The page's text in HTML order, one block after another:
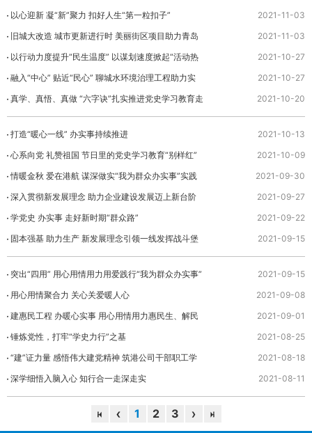
以心迎新 凝“新”聚力 扣好人生“第一粒扣子”
2021-11-03
旧城大改造 城市更新进行时 美丽街区项目助力青岛
老街区重焕生机
2021-11-03
以行动力度提升“民生温度” 以谋划速度掀起“活动热
度”
2021-10-27
融入“中心” 贴近“民心” 聊城水环境治理工程助力实
现“污有所治”
2021-10-27
真学、真悟、真做 “六字诀”扎实推进党史学习教育走
深走实
2021-10-20
打造“暖心一线” 办实事持续推进
2021-10-13
心系向党 礼赞祖国 节日里的党史学习教育“别样红”
2021-10-09
情暖金秋 爱在港航 谋深做实“我为群众办实事”实践
活动
2021-09-30
深入贯彻新发展理念 助力企业建设发展迈上新台阶
2021-09-27
学党史 办实事 走好新时期“群众路”
2021-09-22
固本强基 助力生产 新发展理念引领一线发挥战斗堡
垒作用
2021-09-15
突出“四用” 用心用情用力用爱践行“我为群众办实事”
2021-09-15
用心用情聚合力 关心关爱暖人心
2021-09-08
建惠民工程 办暖心实事 用心用情用力惠民生、解民
忧
2021-09-01
锤炼党性，打牢“学史力行”之基
2021-08-25
“建”证力量 感悟伟大建党精神 筑港公司干部职工学
习宣贯习近平总书记“七一”重要讲话精神
2021-08-18
深学细悟入脑入心 知行合一走深走实
2021-08-11
1 2 3